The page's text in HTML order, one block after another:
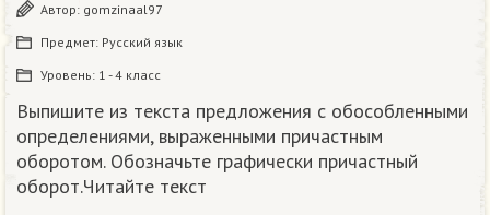
Автор: gomzinaal97
Предмет: Русский язык
Уровень: 1 - 4 класс
Выпишите из текста предложения с обособленными
определениями, выраженными причастным
оборотом. Обозначьте графически причастный
оборот.Читайте текст